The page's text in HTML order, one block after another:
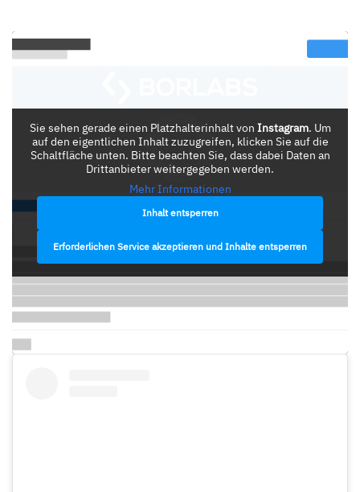
Sie sehen gerade einen Platzhalterinhalt von Instagram. Um
auf den eigentlichen Inhalt zuzugreifen, klicken Sie auf die
Schaltfläche unten. Bitte beachten Sie, dass dabei Daten an
Drittanbieter weitergegeben werden.
Mehr Informationen
Inhalt entsperren
Erforderlichen Service akzeptieren und Inhalte entsperren